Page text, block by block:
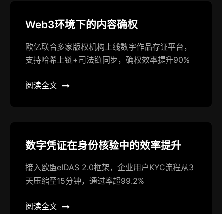
Web3环境下的内容确权
欧亿联合多家版权机构上线数字作品存证平台，
支持哈希上链+司法链同步，确权效率提升90%
阅读全文
数字凭证在身份核验中的效率提升
接入欧盟eIDAS 2.0框架，企业用户KYC流程从3
天压缩至15分钟，通过率超99.2%
阅读全文